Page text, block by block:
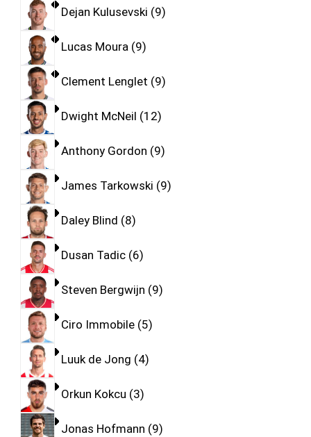
Dejan Kulusevski 9
Lucas Moura 9
Clement Lenglet 9
Dwight McNeil 12
Anthony Gordon 9
James Tarkowski 9
Daley Blind 8
Dusan Tadic 6
Steven Bergwijn 9
Ciro Immobile 5
Luuk de Jong 4
Orkun Kokcu 3
Jonas Hofmann 9